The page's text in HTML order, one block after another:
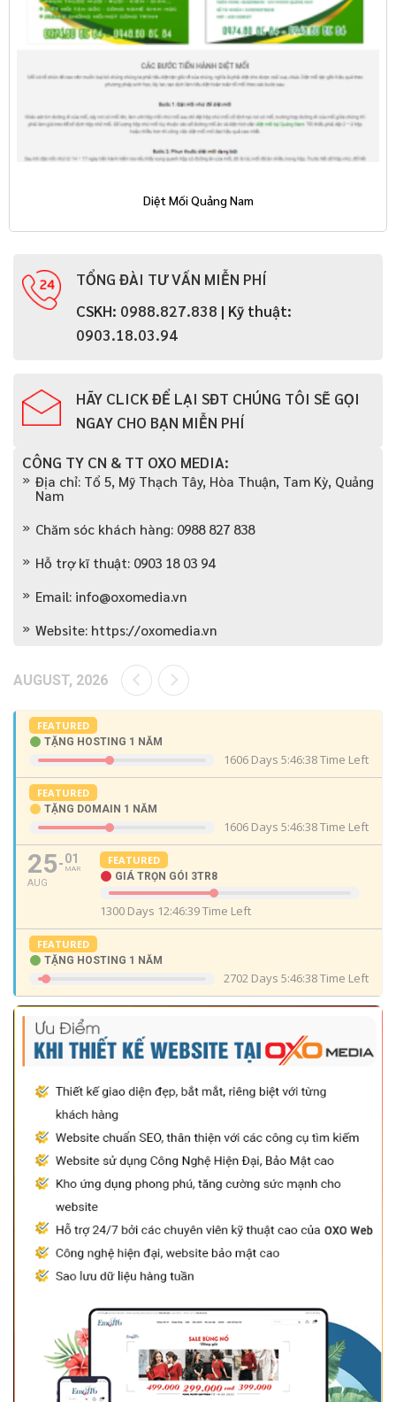
Diệt Mối Quảng Nam
TỔNG ĐÀI TƯ VẤN MIỄN PHÍ
CSKH: 0988.827.838 | Kỹ thuật:
0903.18.03.94
HÃY CLICKĐỂ LẠI SĐT CHÚNG TÔI SẼ GỌI
NGAY CHO BẠN MIỄN PHÍ
CÔNG TY CN & TT OXO MEDIA:
Địa chỉ: Tổ 5, Mỹ Thạch Tây, Hòa Thuận, Tam Kỳ, Quảng
Nam
Chăm sóc khách hàng: 0988 827 838
Hỗ trợ kĩ thuật: 0903 18 03 94
Email: info@oxomedia.vn
Website: https://oxomedia.vn
AUGUST, 2026
FEATURED
TẶNG HOSTING 1 NĂM
1606 Days 5:46:38 Time Left
FEATURED
TẶNG DOMAIN 1 NĂM
1606 Days 5:46:38 Time Left
25
AUG
01
MAR
FEATURED
GIÁ TRỌN GÓI 3TR8
1300 Days 12:46:39 Time Left
FEATURED
TẶNG HOSTING 1 NĂM
2702 Days 5:46:38 Time Left